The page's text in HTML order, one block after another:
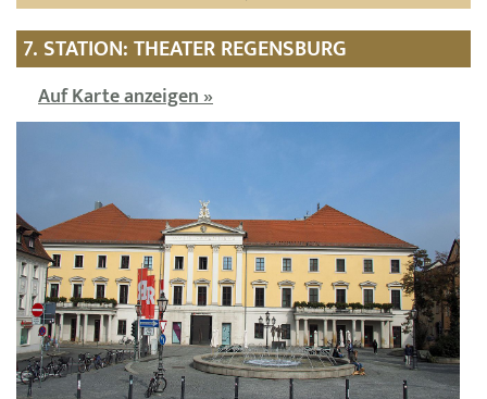
7. STATION: THEATER REGENSBURG
Auf Karte anzeigen »